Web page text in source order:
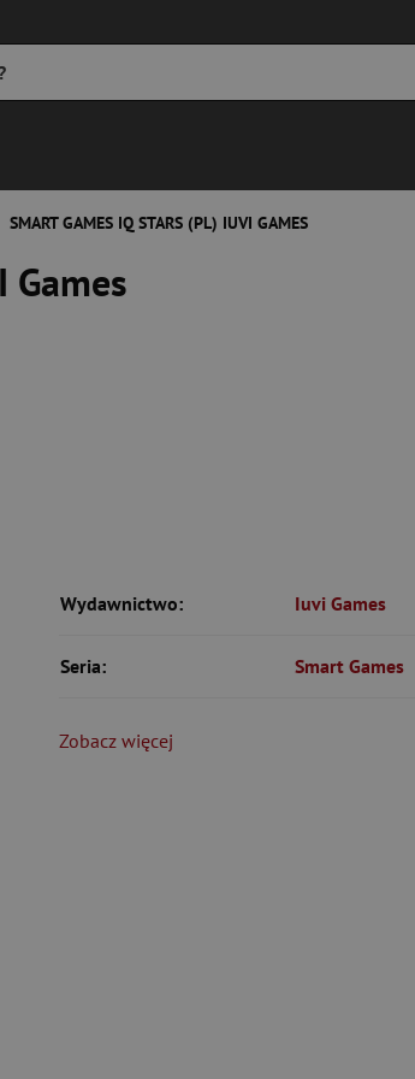
SMART GAMES IQ STARS (PL) IUVI GAMES
Games
Wydawnictwo: Iuvi Games
Seria: Smart Games
Zobacz więcej